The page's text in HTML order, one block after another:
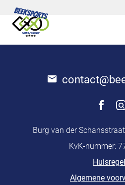
Burg van der
KvK-nummer:
Algemene